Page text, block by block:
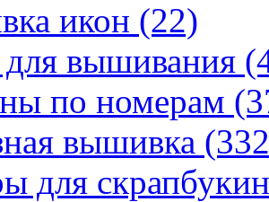
икон (22)
для вышивания
по номерам
вышивка
для